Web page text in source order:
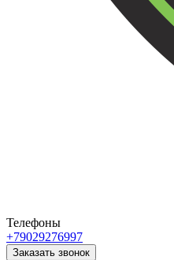
Телефоны
+79029276997
Заказать звонок